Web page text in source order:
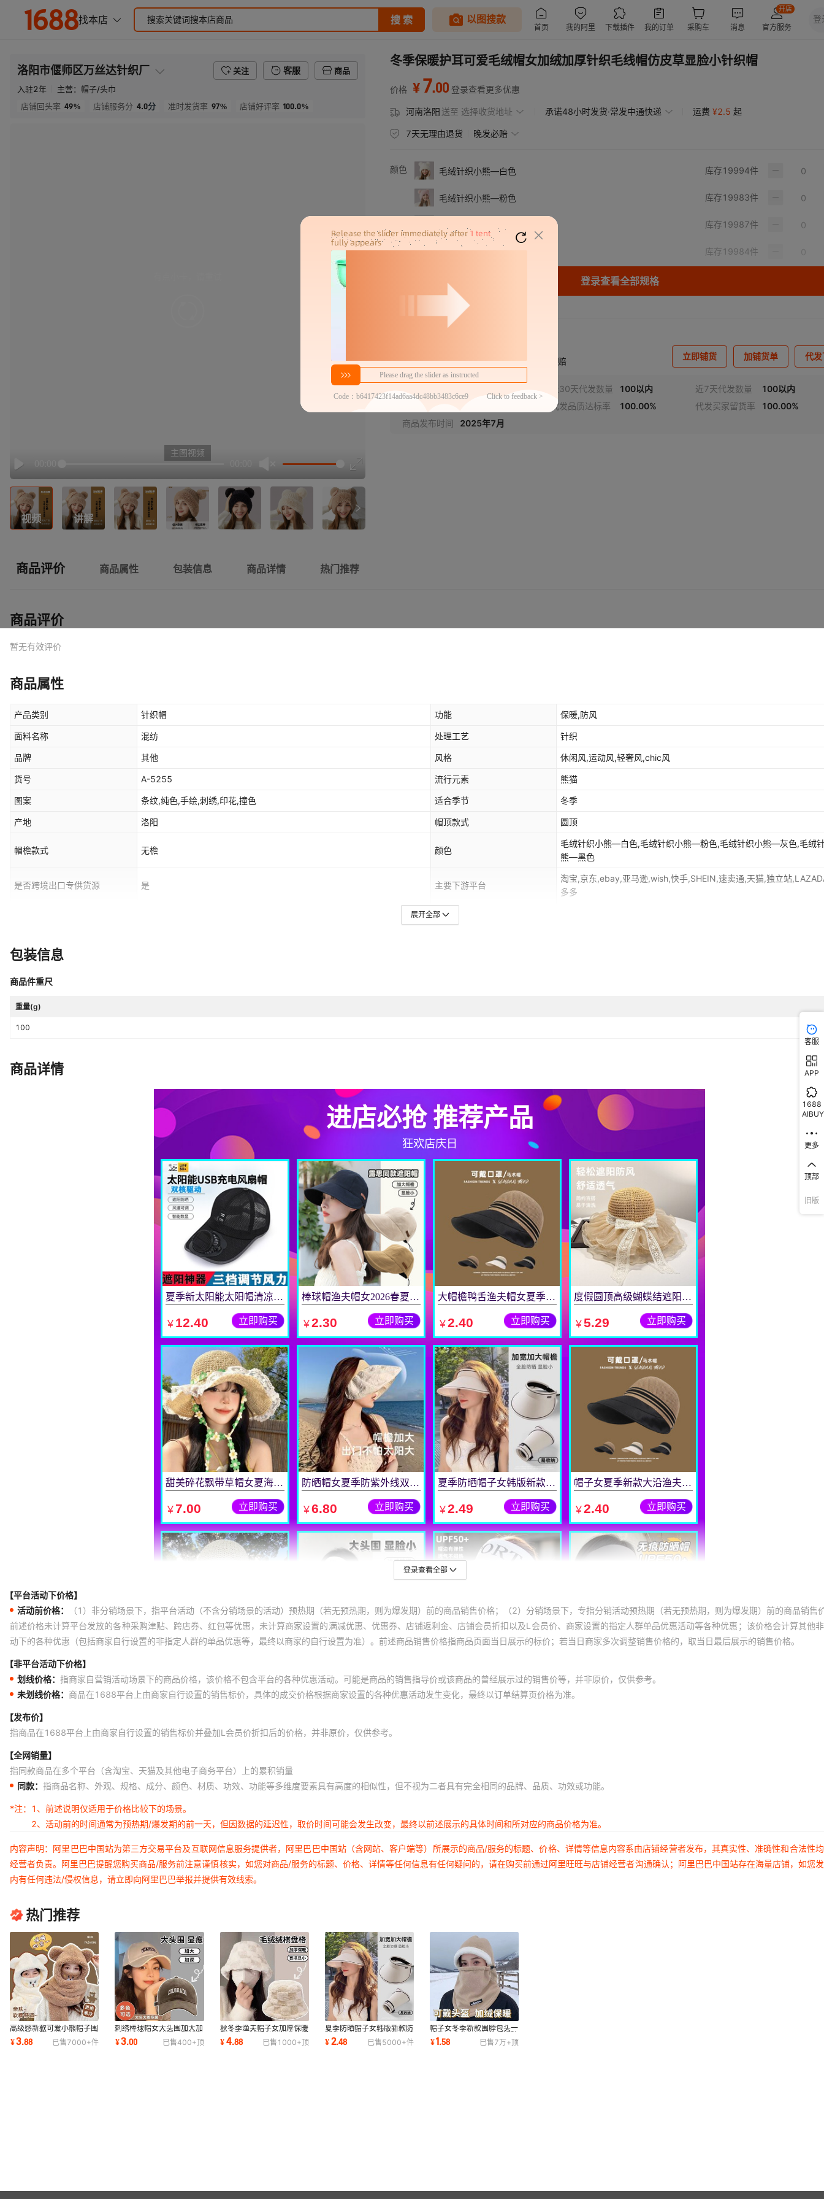
洛阳市偃师区万丝达针织厂 关注 客服
商品
入驻2年 主营： 帽子/头巾
店铺回头率 49% 店铺服务分 4.0分 准时发货率 97% 店铺好评率 100.0%
Play
主图视频
视频 讲解
冬季保暖护耳可爱毛绒帽女加绒加厚针织毛线帽仿皮草显脸小针织帽
价格 ¥7.00 登录查看更多优惠
河南洛阳 送至 选择收货地址 承诺48小时发货·常发中通快递 运费 ¥2.5 起
7天无理由退货 晚发必赔
颜色 毛绒针织小熊—白色 库存19994件
毛绒针织小熊—粉色 库存19983件
库存19987件
毛绒针织小熊—黑色 库存19984件
登录查看全部规格
1件包邮￥9 ≥2件￥7 官方仓退货,晚揽必赔 立即铺货 加铺货单 代
近30天代发数量 100以内 近7天代发数量
100以内
代发品质达标率 100.00% 代发买家留货率
100.00%
商品发布时间
2025年7月
商品评价 商品属性 包装信息 商品详情 热门推荐
商品评价
暂无有效评价
商品属性
产品类别 针织帽 功能 保暖,防风
面料名称 混纺 处理工艺 针织
品牌 其他 风格 休闲风,运动风,轻奢风,chic风
货号 A-5255 流行元素 熊猫
图案 条纹,纯色,手绘,刺绣,印花,撞色 适合季节 冬季
产地 洛阳 帽顶款式 圆顶
帽檐款式 无檐 颜色
毛绒针织小熊—白色,毛绒针织小熊—粉色,毛绒针织小熊—灰色,毛绒
熊—黑色
是否跨境出口专供货源 是 主要下游平台
淘宝,京东,ebay,亚马逊,wish,快手,SHEIN,速卖通,天猫,独立站
多多
上市年份/季节
1
风格分类
展开全部
包装信息
商品件重尺
重量(g)
100
商品详情
登录查看全部
【平台活动下价格】
活动前价格：
（1）非分销场景下，指平台活动（不含分销场景的活动）预热期（若无预热期，则为爆发期）前的商品销售价格；（2）分销场景下，专指分销活动预热期（若无预热期，则为爆发期）前的商品销售
前述价格未计算平台发放的各种采购津贴、跨店券、红包等优惠，未计算商家设置的满减优惠、优惠券、店铺返利金、店铺会员折扣以及L会员价、商家设置的指定人群单品优惠活动等各种优惠；该价格会计算其他
动下的各种优惠（包括商家自行设置的非指定人群的单品优惠等，最终以商家的自行设置为准）。前述商品销售价格指商品页面当日展示的标价；若当日商家多次调整销售价格的，取当日最后展示的销售价格。
【非平台活动下价格】
划线价格： 指商家自营销活动场景下的商品价格，该价格不包含平台的各种优惠活动。可能是商品的销售指导价或该商品的曾经展示过的销售价等，并非原价，仅供参考。
未划线价格： 商品在1688平台上由商家自行设置的销售标价，具体的成交价格根据商家设置的各种优惠活动发生变化，最终以订单结算页价格为准。
【发布价】
指商品在1688平台上由商家自行设置的销售标价并叠加L会员价折扣后的价格，并非原价，仅供参考。
【全网销量】
指同款商品在多个平台（含淘宝、天猫及其他电子商务平台）上的累积销量
同款： 指商品名称、外观、规格、成分、颜色、材质、功效、功能等多维度要素具有高度的相似性，但不视为二者具有完全相同的品牌、品质、功效或功能。
*注：
1、前述说明仅适用于价格比较下的场景。
2、活动前的时间通常为预热期/爆发期的前一天，但因数据的延迟性，取价时间可能会发生改变，最终以前述展示的具体时间和所对应的商品价格为准。
内容声明：阿里巴巴中国站为第三方交易平台及互联网信息服务提供者，阿里巴巴中国站（含网站、客户端等）所展示的商品/服务的标题、价格、详情等信息内容系由店铺经营者发布，其真实性、准确性和合法性
经营者负责。阿里巴巴提醒您购买商品/服务前注意谨慎核实，如您对商品/服务的标题、价格、详情等任何信息有任何疑问的，请在购买前通过阿里旺旺与店铺经营者沟通确认；阿里巴巴中国站存在海量店铺，如您
内有任何违法/侵权信息，请立即向阿里巴巴举报并提供有效线索。
热门推荐
高级感新款可爱小熊帽子围
巾一体口罩四件套冬季保暖
防风防寒护耳
¥3.88 已售7000+件
刺绣棒球帽女大头围加大加
深磨毛帽子男情侣百搭英文
字母鸭舌帽潮
¥3.00 已售400+顶
秋冬季渔夫帽子女加厚保暖
防寒防风韩版时尚兔毛盆帽
显脸小水桶帽
¥4.88 已售 1000+顶
夏季防晒帽子女韩版新款防
紫外线遮阳空顶帽户外可折
叠大檐太阳帽
¥2.48 已售5000+件
帽子女冬季新款围脖包头一
体护耳电动车骑行保暖帽防
风防寒骑行
¥1.58 已售7万+顶
客服
APP
1688
AIBUY
更多
顶部
旧版